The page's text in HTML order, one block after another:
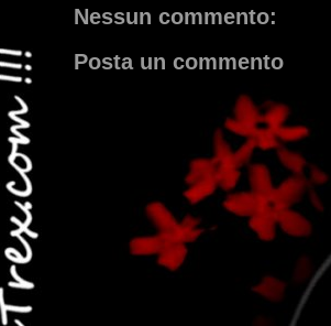
Nessun commento:
Posta un commento